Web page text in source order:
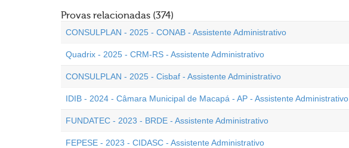
Provas relacionadas (374)
CONSULPLAN - 2025 - CONAB - Assistente Administrativo
Quadrix - 2025 - CRM-RS - Assistente Administrativo
CONSULPLAN - 2025 - Cisbaf - Assistente Administrativo
IDIB - 2024 - Câmara Municipal de Macapá - AP - Assistente Administrativo
FUNDATEC - 2023 - BRDE - Assistente Administrativo
FEPESE - 2023 - CIDASC - Assistente Administrativo